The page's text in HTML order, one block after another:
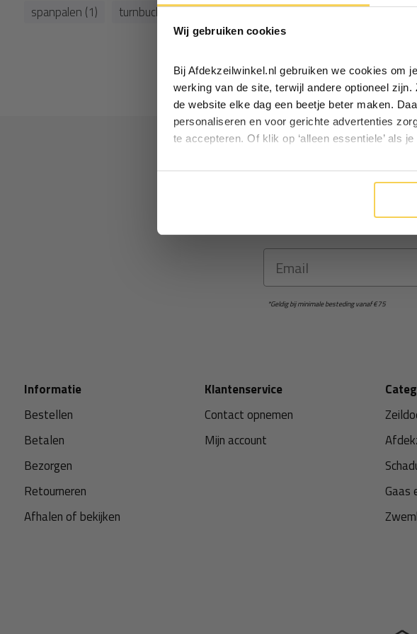
Wij gebruiken cookies
Bij Afdekzeilwinkel.nl gebruiken we cookies om
werking van de site, terwijl andere optioneel
de website elke dag een beetje beter maken.
personaliseren en voor gerichte advertenties
te accepteren. Of klik op ‘alleen essentiele’ als
spanpalen (1)
turnbuckle (1) warmte blokkeren (1) warmte
Ontvang €5
Email
*Geldig bij minimale besteding vanaf €75
Informatie
Bestellen
Betalen
Bezorgen
Retourneren
Afhalen of bekijken
Klantenservice
Contact opnemen
Mijn account
Gaas
ontvang €5,-
Particulier